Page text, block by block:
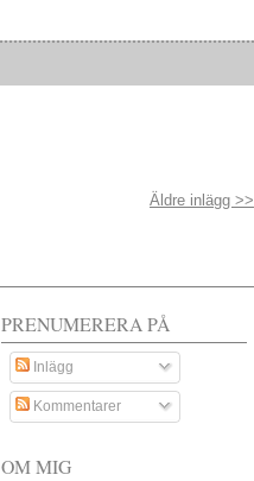
Äldre inlägg >>
PRENUMERERA PÅ
Inlägg
Kommentarer
OM MIG